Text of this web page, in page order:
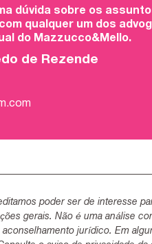
dúvida sobre os
qualquer um dos
do Mazzucco&Mello.
de Rezende
poder ser de interesse
gerais. Não é uma análise
jurídico. Em